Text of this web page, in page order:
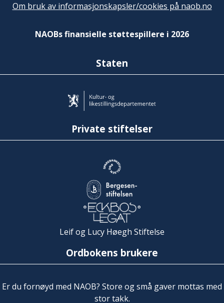
Om bruk av informasjonskapsler/cookies på naob.no
NAOBs finansielle støttespillere i 2026
Staten
Private stiftelser
Leif og Lucy Høegh Stiftelse
Ordbokens brukere
Er du fornøyd med NAOB? Store og små gaver mottas med
stor takk.